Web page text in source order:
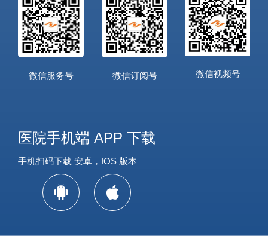
微信服务号 微信订阅号 微信视频号
医院手机端 APP 下载
手机扫码下载 安卓，IOS 版本